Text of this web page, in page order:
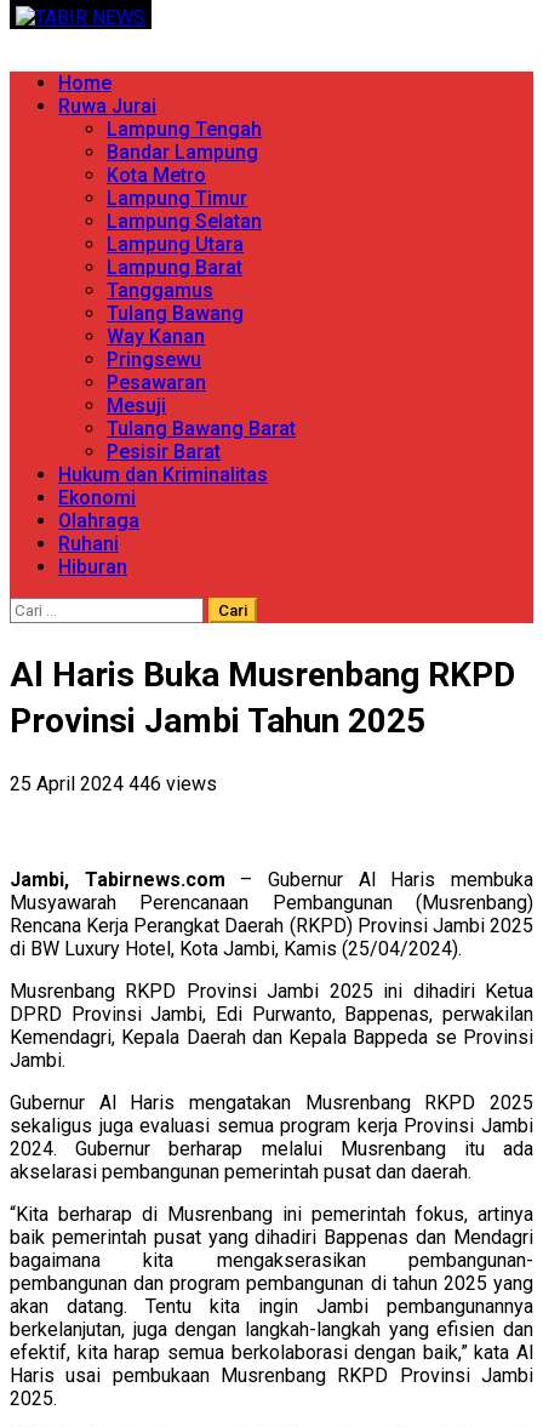
Skip
content
TERPERCAYA MENYINGKAP BERITA
Primary
Menu
Home
Ruwa Jurai
Lampung Tengah
Bandar Lampung
Kota Metro
Lampung Timur
Lampung Selatan
Lampung Utara
Lampung Barat
Tanggamus
Tulang Bawang
Way Kanan
Pringsewu
Pesawaran
Mesuji
Tulang Bawang Barat
Pesisir Barat
Hukum dan Kriminalitas
Ekonomi
Olahraga
Ruhani
Hiburan
Cari
Al Haris Buka Musrenbang RKPD
Provinsi Jambi Tahun 2025
25 April 2024 446 views
Jambi, Tabirnews.com – Gubernur Al Haris membuka
Musyawarah Perencanaan Pembangunan (Musrenbang)
Rencana Kerja Perangkat Daerah (RKPD) Provinsi Jambi 2025
di BW Luxury Hotel, Kota Jambi, Kamis (25/04/2024).
Musrenbang RKPD Provinsi Jambi 2025 ini dihadiri Ketua
DPRD Provinsi Jambi, Edi Purwanto, Bappenas, perwakilan
Kemendagri, Kepala Daerah dan Kepala Bappeda se Provinsi
Jambi.
Gubernur Al Haris mengatakan Musrenbang RKPD 2025
sekaligus juga evaluasi semua program kerja Provinsi Jambi
2024. Gubernur berharap melalui Musrenbang itu ada
akselarasi pembangunan pemerintah pusat dan daerah.
“Kita berharap di Musrenbang ini pemerintah fokus, artinya
baik pemerintah pusat yang dihadiri Bappenas dan Mendagri
bagaimana kita mengakserasikan pembangunan-
pembangunan dan program pembangunan di tahun 2025 yang
akan datang. Tentu kita ingin Jambi pembangunannya
berkelanjutan, juga dengan langkah-langkah yang efisien dan
efektif, kita harap semua berkolaborasi dengan baik,” kata Al
Haris usai pembukaan Musrenbang RKPD Provinsi Jambi
2025.